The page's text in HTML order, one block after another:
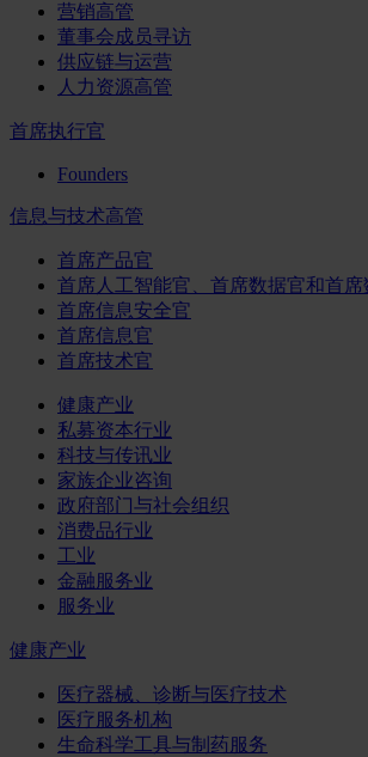
营销高管
董事会成员寻访
供应链与运营
人力资源高管
首席执行官
Founders
信息与技术高管
首席产品官
首席人工智能官、首席数据官和首席
首席信息安全官
首席信息官
首席技术官
健康产业
私募资本行业
科技与传讯业
家族企业咨询
政府部门与社会组织
消费品行业
工业
金融服务业
服务业
健康产业
医疗器械、诊断与医疗技术
医疗服务机构
生命科学工具与制药服务